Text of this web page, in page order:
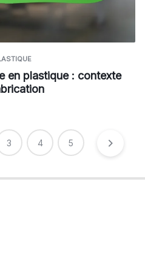
en plastique : contexte
3 4 5